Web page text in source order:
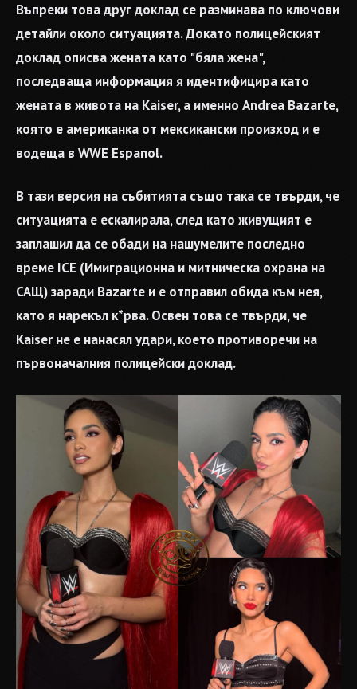
Въпреки това друг доклад се разминава по ключови
детайли около ситуацията. Докато полицейският
доклад описва жената като "бяла жена",
последваща информация я идентифицира като
жената в живота на Kaiser, а именно Andrea Bazarte,
която е американка от мексикански произход и е
водеща в WWE Espanol.
В тази версия на събитията също така се твърди, че
ситуацията е ескалирала, след като живущият е
заплашил да се обади на нашумелите последно
време ICE (Имиграционна и митническа охрана на
САЩ) заради Bazarte и е отправил обида към нея,
като я нарекъл к*рва. Освен това се твърди, че
Kaiser не е нанасял удари, което противоречи на
първоначалния полицейски доклад.